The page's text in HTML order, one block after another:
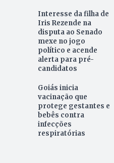
Interesse da filha de
Iris Rezende na
disputa ao Senado
mexe no jogo
político e acende
alerta para pré-
candidatos
Goiás inicia
vacinação que
protege gestantes e
bebês contra
infecções
respiratórias